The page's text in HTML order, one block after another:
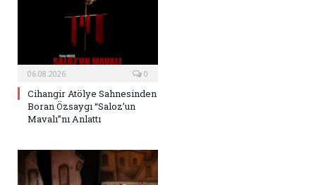
06.08.2026 0
Cihangir Atölye Sahnesinden
Boran Özsaygı “Saloz’un
Mavalı”nı Anlattı